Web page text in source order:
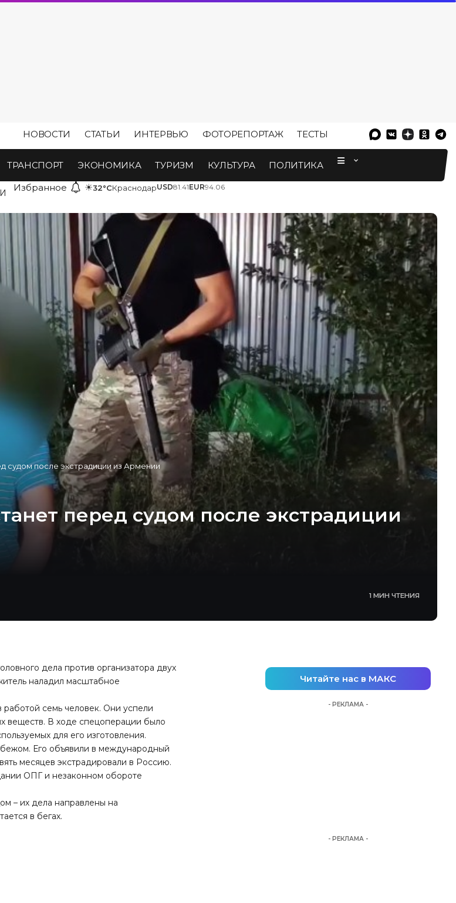
НОВОСТИ СТАТЬИ ИНТЕРВЬЮ ФОТОРЕПОРТАЖ ТЕСТЫ
ТРАНСПОРТ ЭКОНОМИКА ТУРИЗМ КУЛЬТУРА ПОЛИТИКА
Избранное ☀32°CКраснодарUSD81.41EUR94.06
судом после экстрадиции из Армении
перед судом после экстрадиции
1 МИН ЧТЕНИЯ
дела против организатора двух
наладил масштабное
семь человек. Они успели
веществ. В ходе спецоперации было
для его изготовления.
Его объявили в международный
месяцев экстрадировали в Россию.
ОПГ и незаконном обороте
– их дела направлены на
в бегах.
Читайте нас в МАКС
- РЕКЛАМА -
- РЕКЛАМА -